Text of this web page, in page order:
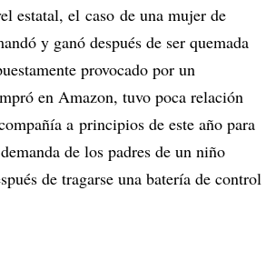
estatal, el caso de una mujer de
y ganó después de ser quemada
provocado por un
en Amazon, tuvo poca relación
a principios de este año para
de los padres de un niño
de tragarse una batería de control